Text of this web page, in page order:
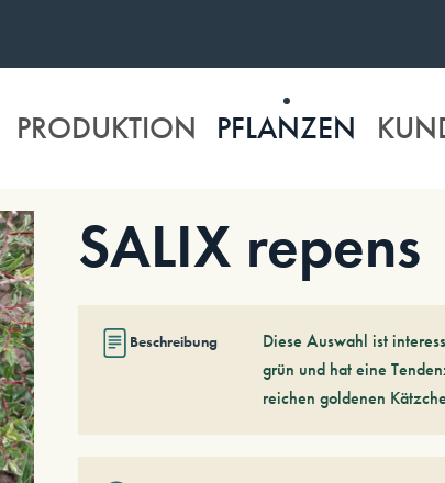
PRODUKTION PFLANZEN
SALIX repens
Beschreibung
Diese Auswahl ist
grün und hat eine
reichen goldenen